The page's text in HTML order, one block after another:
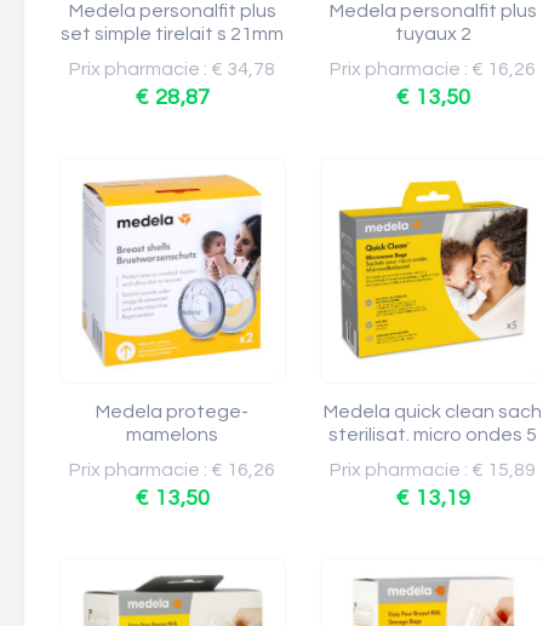
Medela personalfit plus
set simple tirelait s 21mm
Prix pharmacie : € 34,78
€ 28,87
Medela personalfit plus
tuyaux 2
Prix pharmacie : € 16,26
€ 13,50
Medela protege-
mamelons
Prix pharmacie : € 16,26
€ 13,50
Medela quick clean sach
sterilisat. micro ondes 5
Prix pharmacie : € 15,89
€ 13,19